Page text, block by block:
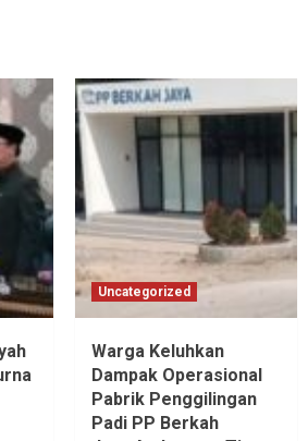
Uncategorized
Warga Keluhkan
Dampak Operasional
Pabrik Penggilingan
Padi PP Berkah